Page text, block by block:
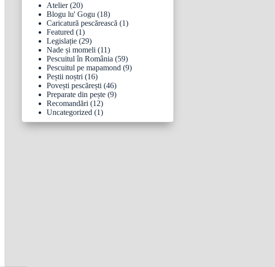
Atelier(20)
Blogu lu' Gogu (18)
Caricatură pescărească (1)
Featured (1)
Legislație (29)
Nade și momeli (11)
Pescuitul în România (59)
Pescuitul pe mapamond (9)
Peștii noștri (16)
Povești pescărești (46)
Preparate din pește (9)
Recomandări (12)
Uncategorized (1)